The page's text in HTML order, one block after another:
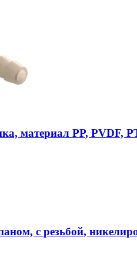
материал PP, PVDF,
с резьбой,